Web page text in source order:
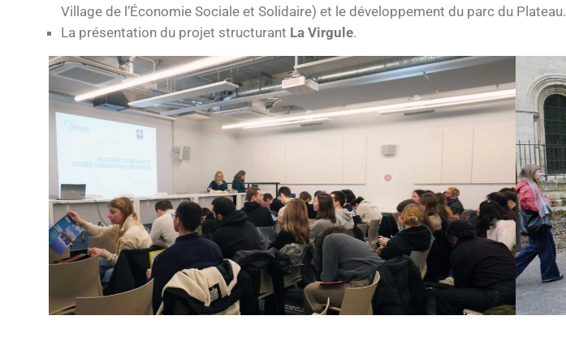
Village de l’Économie Sociale et Solidaire) et le développement du parc du Plateau.
La présentation du projet structurant La Virgule.